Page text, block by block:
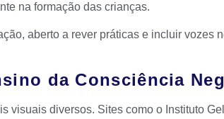
na formação das crianças.
aberto a rever práticas e incluir
da Consciência
diversos. Sites como o Instituto